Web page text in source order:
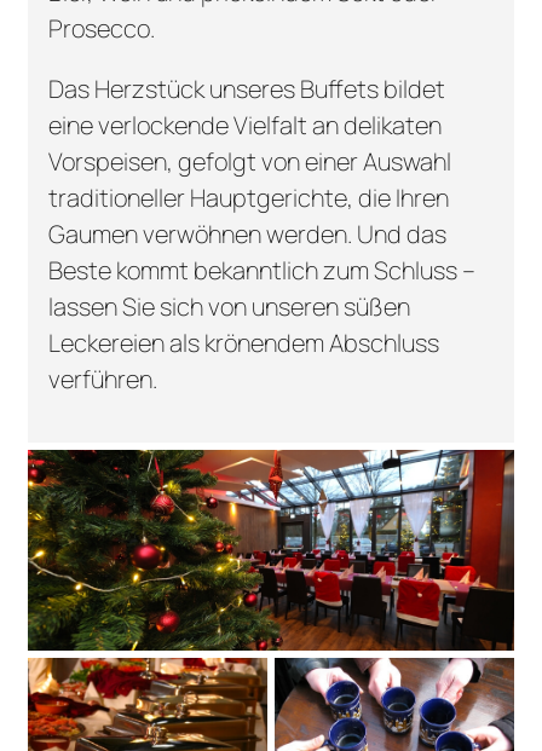
Prosecco.
Das Herzstück unseres Buffets bildet
eine verlockende Vielfalt an delikaten
Vorspeisen, gefolgt von einer Auswahl
traditioneller Hauptgerichte, die Ihren
Gaumen verwöhnen werden. Und das
Beste kommt bekanntlich zum Schluss –
lassen Sie sich von unseren süßen
Leckereien als krönendem Abschluss
verführen.